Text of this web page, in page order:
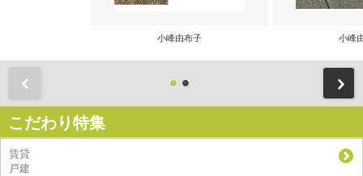
小峰由布子 小峰
こだわり特集
賃貸
戸建